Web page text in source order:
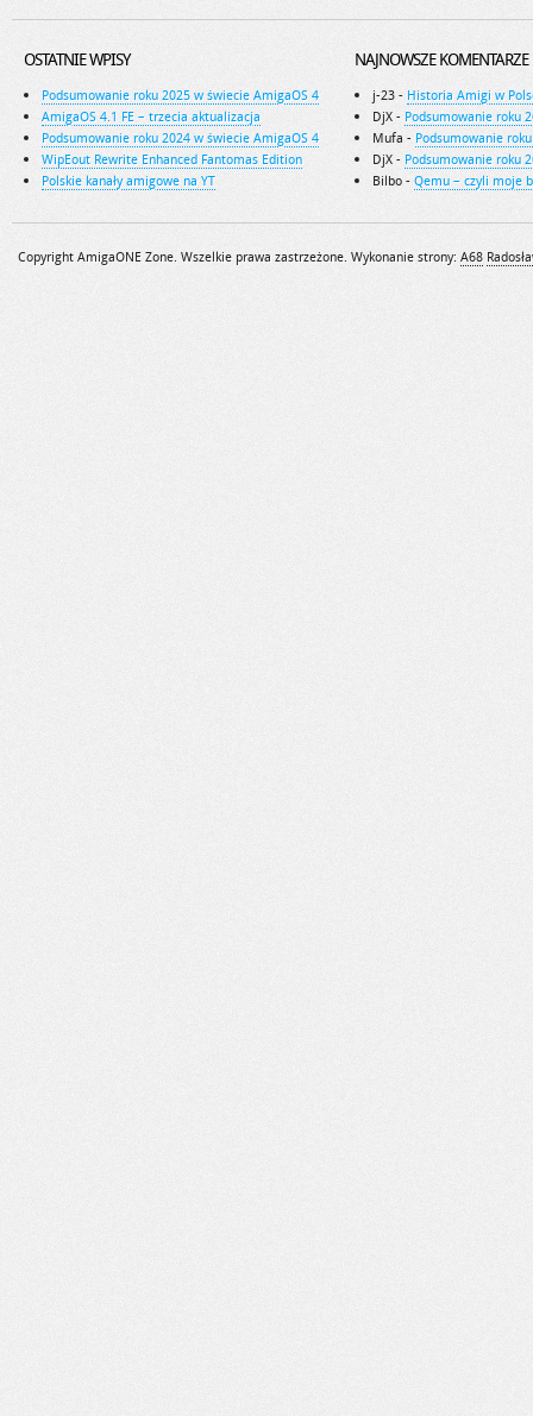
OSTATNIE WPISY
Podsumowanie roku 2025 w świecie AmigaOS 4
AmigaOS 4.1 FE – trzecia aktualizacja
Podsumowanie roku 2024 w świecie AmigaOS 4
WipEout Rewrite Enhanced Fantomas Edition
Polskie kanały amigowe na YT
NAJNOWSZE KOMENTARZE
j-23 - Historia Amigi w
DjX - Podsumowanie roku
Mufa - Podsumowanie
DjX - Podsumowanie roku
Bilbo - Qemu – czyli moje
Copyright AmigaONE Zone. Wszelkie prawa zastrzeżone. Wykonanie strony: A68